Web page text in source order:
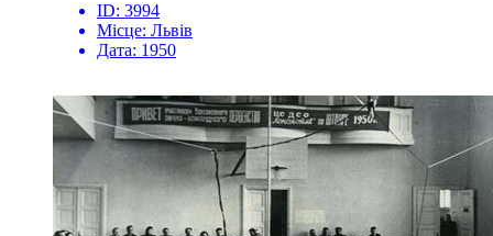
ID: 3994
Місце: Львів
Дата: 1950